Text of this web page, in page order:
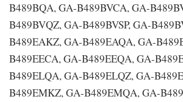
B489BQA, GA-B489BVCA, GA-
B489BVQZ, GA-B489BVSP, GA-
B489EAKZ, GA-B489EAQA, GA-
B489EECA, GA-B489EEQA, GA-
B489ELQA, GA-B489ELQZ, GA-
B489EMKZ, GA-B489EMQA, GA-